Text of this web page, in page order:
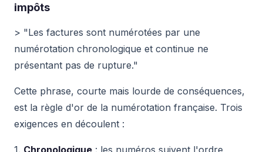
impôts
> "Les factures sont numérotées par une
numérotation chronologique et continue ne
présentant pas de rupture."
Cette phrase, courte mais lourde de conséquences,
est la règle d'or de la numérotation française. Trois
exigences en découlent :
1. Chronologique : les numéros suivent l'ordre